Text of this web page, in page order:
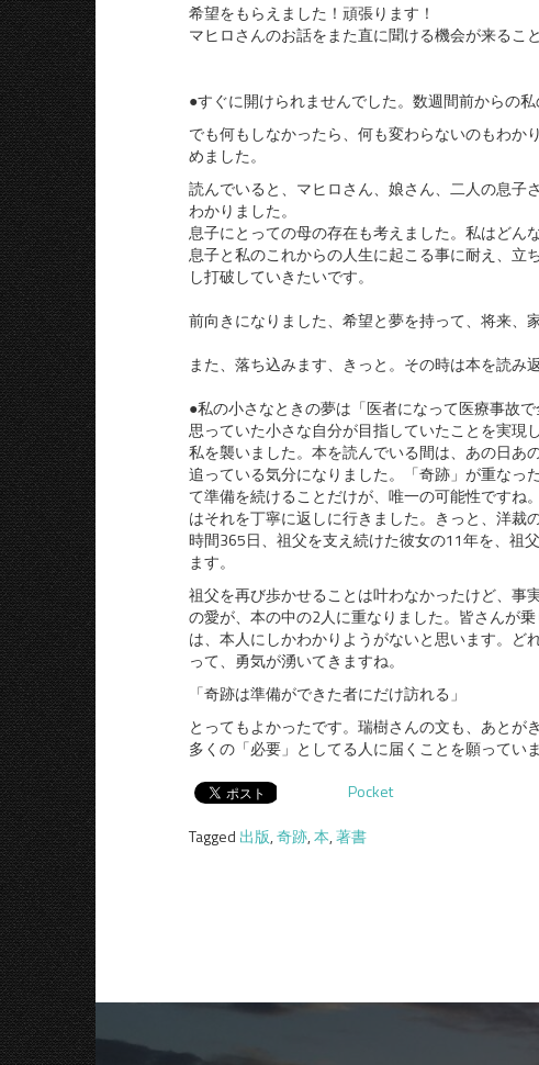
希望をもらえました！頑張ります！
マヒロさんのお話をまた直に聞ける機会が来る
●すぐに開けられませんでした。数週間前からの
でも何もしなかったら、何も変わらないのもわかり
めました。
読んでいると、マヒロさん、娘さん、二人の息子
わかりました。
息子にとっての母の存在も考えました。私はどん
息子と私のこれからの人生に起こる事に耐え、立ち
し打破していきたいです。
前向きになりました、希望と夢を持って、将来、
また、落ち込みます、きっと。その時は本を読
●私の小さなときの夢は「医者になって医療事故
思っていた小さな自分が目指していたことを実現
私を襲いました。本を読んでいる間は、あの日あ
追っている気分になりました。「奇跡」が重なっ
て準備を続けることだけが、唯一の可能性です
はそれを丁寧に返しに行きました。きっと、洋
時間365日、祖父を支え続けた彼女の11年を、祖
ます。
祖父を再び歩かせることは叶わなかったけど、事
の愛が、本の中の2人に重なりました。皆さんが
は、本人にしかわかりようがないと思います。
って、勇気が湧いてきますね。
「奇跡は準備ができた者にだけ訪れる」
とってもよかったです。瑞樹さんの文も、あと
多くの「必要」としてる人に届くことを願って
Pocket
Tagged 出版,奇跡,本,著書